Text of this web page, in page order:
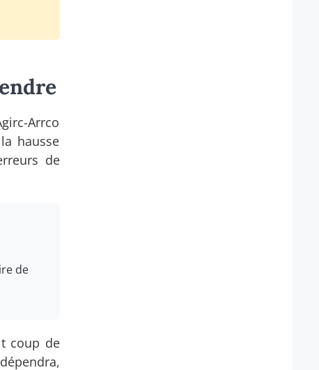
Arrco
hausse
de
de
coup de